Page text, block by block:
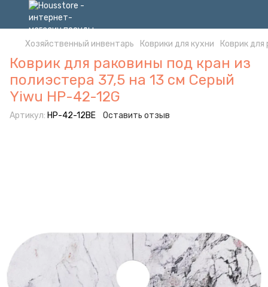
Хозяйственный инвентарь Коврики для кухни Коврик
Коврик для раковины под кран из
полиэстера 37,5 на 13 см Серый
Yiwu HP-42-12G
Артикул: HP-42-12BE Оставить отзыв